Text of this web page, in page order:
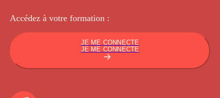
Accédez à votre formation :
JE ME CONNECTE
JE ME CONNECTE